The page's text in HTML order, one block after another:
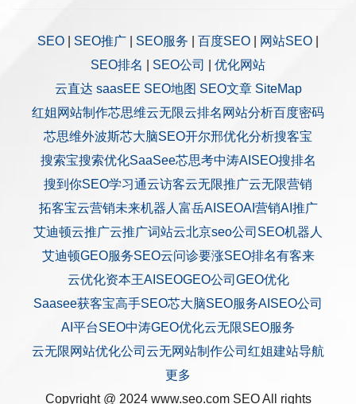
SEO SEO推广 SEO服务 百度SEO 网站SEO
SEO排名
SEO公司
优化网站
云直达 saasEE SEO地图 SEO文章 SiteMap
红姐网站制作芯思维云无限云排名 网站分析百度密码
芯思维外波斯芯大脑SEO开尔邢优化分析搜客宝
搜索宝搜索优化SaaSee芯思考中涛AISEO搜排名
搜到你SEO学习通云访客云无限推广云无限营销
拓客宝云营销未来机器人 富岳AISEOAI营销AI推广
艾迪顿云推广云推广词站云北京seo公司 SEO机器人
艾迪顿GEO服务SEO云问诊要涨SEO排名有客来
云优化资本王AISEOGEO公司 GEO优化
Saasee获客宝高手SEO芯大脑SEO服务AISEO公司
AI平台SEO中涛GEO优化云无限SEO服务
云无限网站优化公司 云无网站制作公司 红姐建站导航
更多
Copyright @ 2024 www.seo.com SEOAll rights